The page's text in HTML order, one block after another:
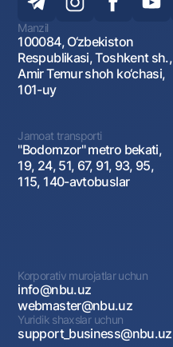
Manzil
100084, O‘zbekiston
Respublikasi, Toshkent sh.,
Amir Temur shoh ko‘chasi,
101-uy
Jamoat transporti
"Bodomzor" metro bekati,
19, 24, 51, 67, 91, 93, 95,
115, 140-avtobuslar
Korporativ murojatlar uchun
info@nbu.uz
webmaster@nbu.uz
Yuridik shaxslar uchun
support_business@nbu.uz